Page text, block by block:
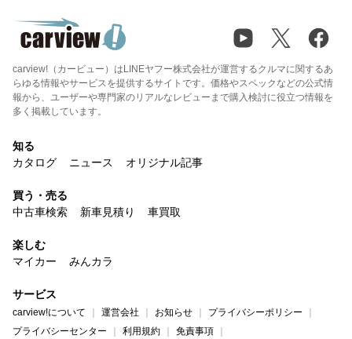
carview!（カービュー）はLINEヤフー株式会社が運営するクルマに関するあ
らゆる情報やサービスを提供するサイトです。価格やスペックなどの公式情
報から、ユーザーや専門家のリアルなレビューまで購入検討に役立つ情報を
多く掲載しています。
知る
カタログ
ニュース オリジナル記事
買う・売る
中古車検索
新車見積り 車買取
楽しむ
マイカー
みんカラ
サービス
carview!について 運営会社 お知らせ
プライバシーポリシー
プライバシーセンター
利用規約 免責事項